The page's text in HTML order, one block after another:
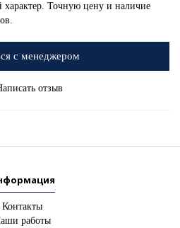
характер. Точную цену и наличие
с менеджером
отзыв
Контакты
работы